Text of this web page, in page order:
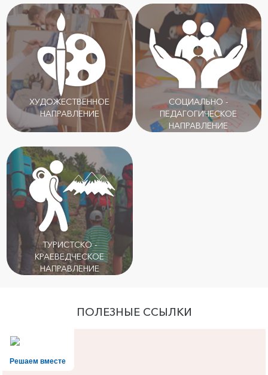
ХУДОЖЕСТВЕННОЕ
НАПРАВЛЕНИЕ
СОЦИАЛЬНО -
ПЕДАГОГИЧЕСКОЕ
НАПРАВЛЕНИЕ
ТУРИСТСКО -
КРАЕВЕДЧЕСКОЕ
НАПРАВЛЕНИЕ
ПОЛЕЗНЫЕ ССЫЛКИ
Решаем вместе